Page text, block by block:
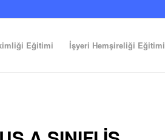
Eğitimi İşyeri Hemşireliği Eğitimi